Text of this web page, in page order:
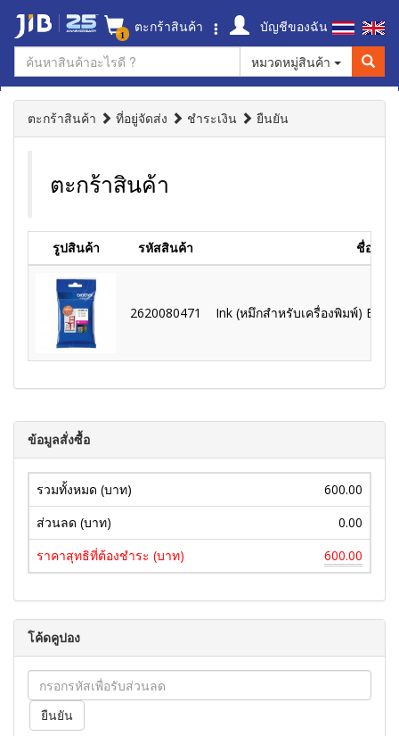
1 ตะกร้าสินค้า
บัญชีของฉัน
หมวดหมู่สินค้า
ตะกร้าสินค้า ที่อยู่จัดส่ง ชำระเงิน ยืนยัน
ตะกร้าสินค้า
รูปสินค้า รหัสสินค้า ชื่อสินค้
2620080471 Ink (หมึกสำหรับเครื่องพิมพ์)
ข้อมูลสั่งซื้อ
รวมทั้งหมด (บาท)
600.00
ส่วนลด (บาท)
0.00
ราคาสุทธิที่ต้องชำระ (บาท)
600.00
โค้ดคูปอง